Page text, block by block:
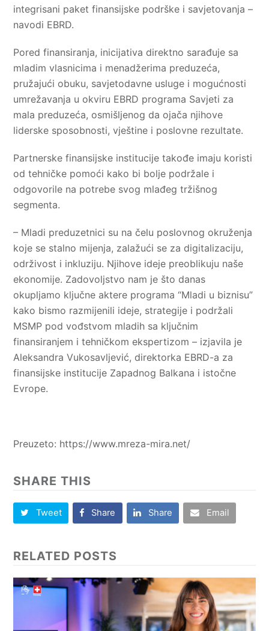
integrisani paket finansijske podrške i savjetovanja –
navodi EBRD.
Pored finansiranja, inicijativa direktno sarađuje sa
mladim vlasnicima i menadžerima preduzeća,
pružajući obuku, savjetodavne usluge i mogućnosti
umrežavanja u okviru EBRD programa Savjeti za
mala preduzeća, osmišljenog da ojača njihove
liderske sposobnosti, vještine i poslovne rezultate.
Partnerske finansijske institucije takođe imaju koristi
od tehničke pomoći kako bi bolje podržale i
odgovorile na potrebe svog mlađeg tržišnog
segmenta.
– Mladi preduzetnici su na čelu poslovnog okruženja
koje se stalno mijenja, zalažući se za digitalizaciju,
održivost i inkluziju. Njihove ideje preoblikuju naše
ekonomije. Zadovoljstvo nam je što danas
okupljamo ključne aktere programa “Mladi u biznisu”
kako bismo razmijenili ideje, strategije i podržali
MSMP pod vođstvom mladih sa ključnim
finansiranjem i tehničkom ekspertizom – izjavila je
Aleksandra Vukosavljević, direktorka EBRD-a za
finansijske institucije Zapadnog Balkana i istočne
Evrope.
Preuzeto: https://www.mreza-mira.net/
SHARE THIS
Tweet Share Share Email
RELATED POSTS